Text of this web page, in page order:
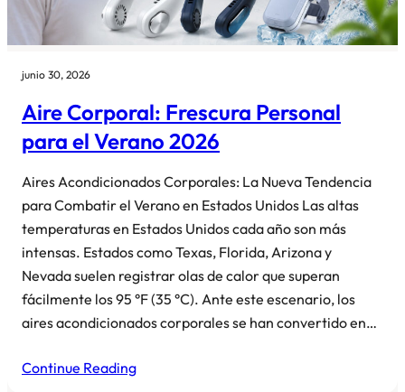
junio 30, 2026
Aire Corporal: Frescura Personal
para el Verano 2026
Aires Acondicionados Corporales: La Nueva Tendencia
para Combatir el Verano en Estados Unidos Las altas
temperaturas en Estados Unidos cada año son más
intensas. Estados como Texas, Florida, Arizona y
Nevada suelen registrar olas de calor que superan
fácilmente los 95 °F (35 °C). Ante este escenario, los
aires acondicionados corporales se han convertido en…
Continue Reading